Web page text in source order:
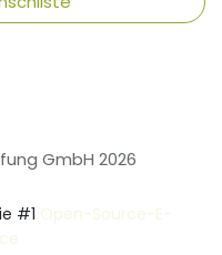
GmbH 2026
#1 Open-Source-E-